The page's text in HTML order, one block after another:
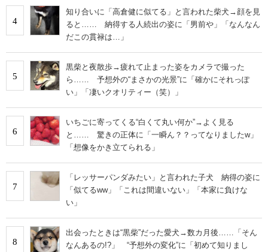
4
知り合いに「高倉健に似てる」と言われた柴犬→顔を見
ると…… 納得する人続出の姿に「男前や」「なんなん
だこの貫禄は…」
5
黒柴と夜散歩→疲れて止まった姿をカメラで撮った
ら…… 予想外の“まさかの光景”に「確かにそれっぽ
い」「凄いクオリティー（笑）」
6
いちごに寄ってくる“白くて丸い何か”→よく見る
と…… 驚きの正体に「一瞬ん？？ってなりましたw」
「想像をかき立てられる」
7
「レッサーパンダみたい」と言われた子犬 納得の姿に
「似てるww」「これは間違いない」「本家に負けな
い」
8
出会ったときは“黒柴”だった愛犬→数カ月後……「そん
なんあるの!?」 “予想外の変化”に「初めて知りまし